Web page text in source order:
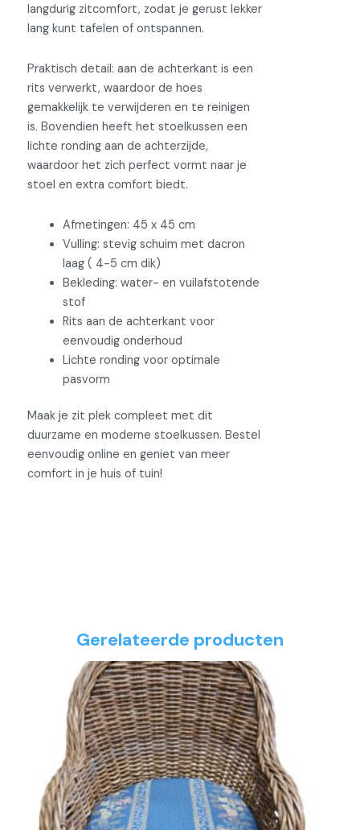
langdurig zitcomfort, zodat je gerust lekker
lang kunt tafelen of ontspannen.
Praktisch detail: aan de achterkant is een
rits verwerkt, waardoor de hoes
gemakkelijk te verwijderen en te reinigen
is. Bovendien heeft het stoelkussen een
lichte ronding aan de achterzijde,
waardoor het zich perfect vormt naar je
stoel en extra comfort biedt.
Afmetingen: 45 x 45 cm
Vulling: stevig schuim met dacron
laag ( 4-5 cm dik)
Bekleding: water- en vuilafstotende
stof
Rits aan de achterkant voor
eenvoudig onderhoud
Lichte ronding voor optimale
pasvorm
Maak je zit plek compleet met dit
duurzame en moderne stoelkussen. Bestel
eenvoudig online en geniet van meer
comfort in je huis of tuin!
Gerelateerde producten